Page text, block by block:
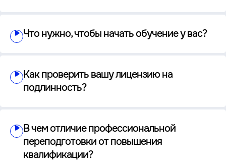
Что нужно, чтобы начать обучение у вас?
Как проверить вашу лицензию на
подлинность?
В чем отличие профессиональной
переподготовки от повышения
квалификации?